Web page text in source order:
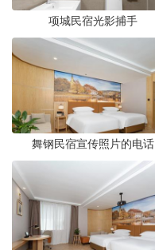
项城民宿光影捕手
舞钢民宿宣传照片的电话